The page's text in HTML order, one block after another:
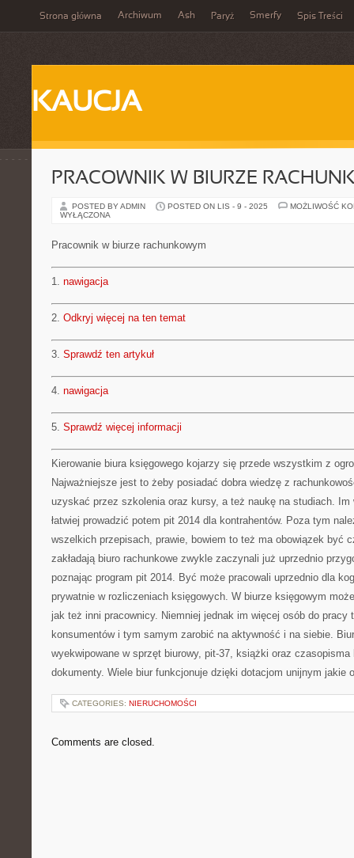
Strona główna Archiwum Ash Paryż Smerfy Spis Treści
KAUCJA
PRACOWNIK W BIURZE
POSTED BY ADMIN POSTED ON LIS - 9 - 2025
MOŻLIWOŚĆ
WYŁĄCZONA
Pracownik w biurze rachunkowym
1. nawigacja
2. Odkryj więcej na ten temat
3. Sprawdź ten artykuł
4. nawigacja
5. Sprawdź więcej informacji
Kierowanie biura księgowego kojarzy się przede wszystkim z
Najważniejsze jest to żeby posiadać dobra wiedzę z
uzyskać przez szkolenia oraz kursy, a też naukę na studiach.
łatwiej prowadzić potem pit 2014 dla kontrahentów. Poza tym
wszelkich przepisach, prawie, bowiem to też ma obowiązek być
zakładają biuro rachunkowe zwykle zaczynali już uprzednio
poznając program pit 2014. Być może pracowali uprzednio dla
prywatnie w rozliczeniach księgowych. W biurze księgowym
jak też inni pracownicy. Niemniej jednak im więcej osób do pracy
konsumentów i tym samym zarobić na aktywność i na siebie.
wyekwipowane w sprzęt biurowy, pit-37, książki oraz
dokumenty. Wiele biur funkcjonuje dzięki dotacjom unijnym jakie
CATEGORIES: NIERUCHOMOŚCI
Comments are closed.